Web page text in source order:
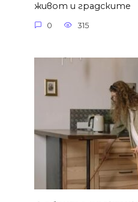
живот и градските
0 315